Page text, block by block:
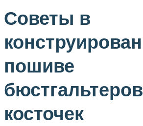
Советы в
пошиве
косточек